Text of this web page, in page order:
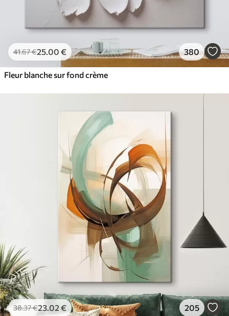
41.67€25.00 € 380
Fleur blanche sur fond crème
38.37€23.02 € 205